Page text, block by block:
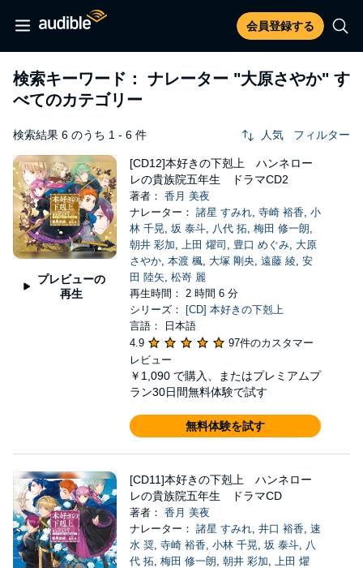
会員登録する
検索キーワード： ナレーター "大原さやか" す
べてのカテゴリー
検索結果 6 のうち 1 - 6 件 人気 フィルター
プレビューの
再生
[CD12]本好きの下剋上 ハンネロー
レの貴族院五年生 ドラマCD2
著者： 香月 美夜
ナレーター： 諸星 すみれ, 寺崎 裕香, 小
林 千晃, 坂 泰斗, 八代 拓, 梅田 修一朗,
朝井 彩加, 上田 燿司 , 豊口 めぐみ, 大原
さやか, 本渡 楓, 大塚 剛央, 遠藤 綾, 安
田 陸矢, 松嵜 麗
再生時間： 2 時間 6 分
シリーズ：
[CD] 本好きの下剋上
言語： 日本語
4.9
97件のカスタマー
レビュー
￥1,090 で購入、またはプレミアムプ
ラン30日間無料体験で試す
無料体験を試す
[CD11]本好きの下剋上 ハンネロー
レの貴族院五年生 ドラマCD
著者： 香月 美夜
ナレーター： 諸星 すみれ, 井口 裕香, 速
水 奨, 寺崎 裕香, 小林 千晃, 坂 泰斗, 八
代 拓, 梅田 修一朗, 朝井 彩加, 上田 燿